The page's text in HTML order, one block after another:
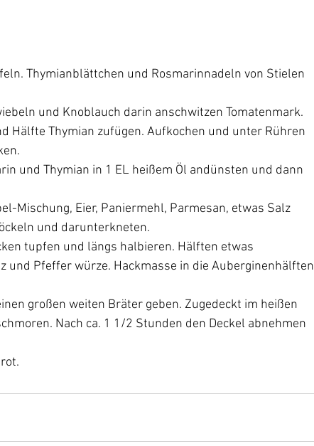
Thymianblättchen und Rosmarinnadeln von Stielen
und Knoblauch darin anschwitzen Tomatenmark.
Hälfte Thymian zufügen. Aufkochen und unter Rühren
und Thymian in 1 EL heißem Öl andünsten und dann
Mischung, Eier, Paniermehl, Parmesan, etwas Salz
und darunterkneten.
tupfen und längs halbieren. Hälften etwas
und Pfeffer würze. Hackmasse in die Auberginenhälften
großen weiten Bräter geben. Zugedeckt im heißen
Nach ca. 1 1/2 Stunden den Deckel abnehmen